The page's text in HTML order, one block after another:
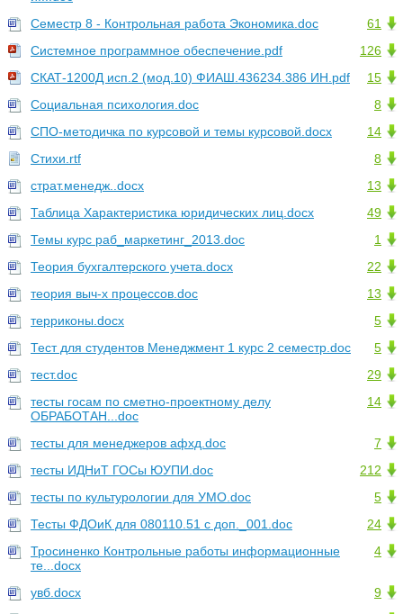
61
Семестр 8 - Контрольная работа Экономика.doc
126
Системное программное обеспечение.pdf
15
СКАТ-1200Д исп.2 (мод.10) ФИАШ.436234.386 ИН.pdf
8
Социальная психология.doc
14
СПО-методичка по курсовой и темы курсовой.docx
8
Стихи.rtf
13
страт.менедж..docx
49
Таблица Характеристика юридических лиц.docx
1
Темы курс раб_маркетинг_2013.doc
22
Теория бухгалтерского учета.docx
13
теория выч-х процессов.doc
5
терриконы.docx
5
Тест для студентов Менеджмент 1 курс 2 семестр.doc
29
тест.doc
14
тесты госам по сметно-проектному делу
ОБРАБОТАН...doc
7
тесты для менеджеров афхд.doc
212
тесты ИДНиТ ГОСы ЮУПИ.doc
5
тесты по культурологии для УМО.doc
24
Тесты ФДОиК для 080110.51 с доп._001.doc
4
Тросиненко Контрольные работы информационные
те...docx
9
увб.docx